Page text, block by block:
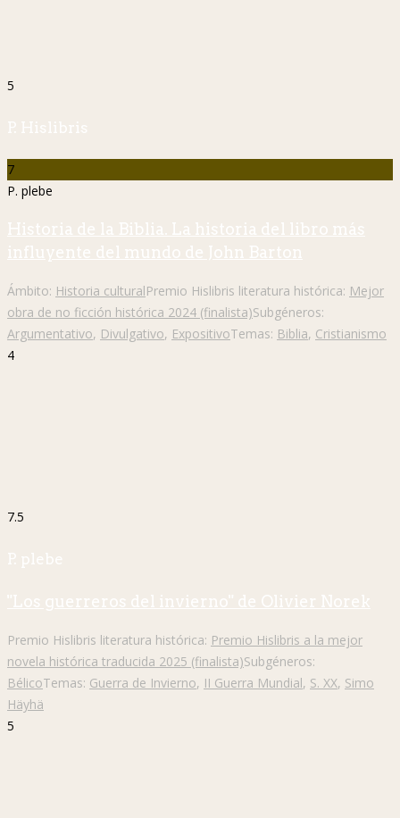
5
P. Hislibris
7
P. plebe
Historia de la Biblia. La historia del libro más
influyente del mundo de John Barton
Ámbito: Historia culturalPremio Hislibris literatura histórica: Mejor
obra de no ficción histórica 2024 (finalista)Subgéneros:
Argumentativo, Divulgativo, ExpositivoTemas: Biblia, Cristianismo
4
7.5
P. plebe
"Los guerreros del invierno" de Olivier Norek
Premio Hislibris literatura histórica: Premio Hislibris a la mejor
novela histórica traducida 2025 (finalista)Subgéneros:
BélicoTemas: Guerra de Invierno, II Guerra Mundial, S. XX, Simo
Häyhä
5